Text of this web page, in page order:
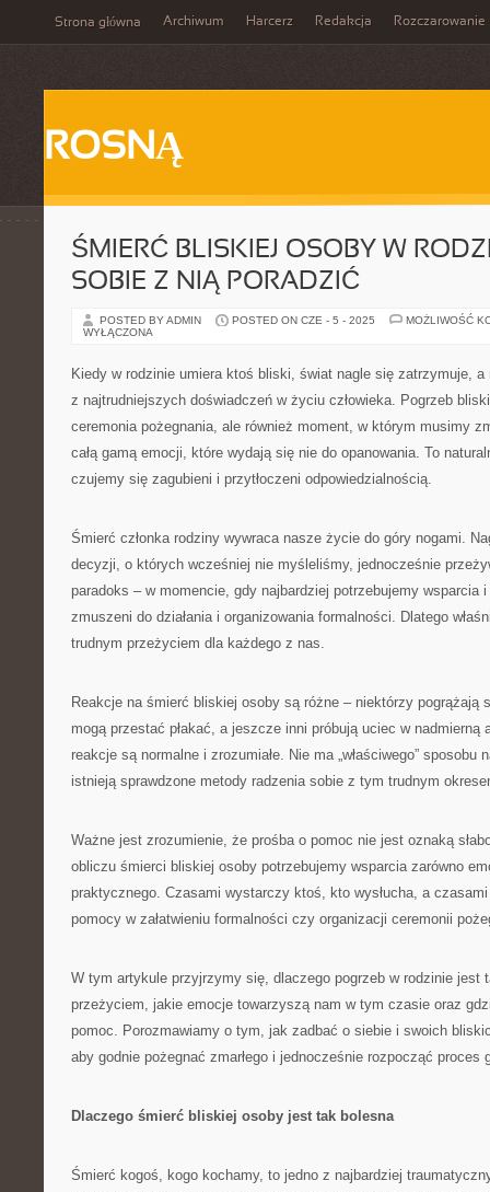
Strona główna Archiwum Harcerz Redakcja Rozczarowanie
ROSNĄ
ŚMIERĆ BLISKIEJ OSOBY W
SOBIE Z NIĄ PORADZIĆ
POSTED BY ADMIN POSTED ON CZE - 5 - 2025
MOŻLIWOŚĆ
WYŁĄCZONA
Kiedy w rodzinie umiera ktoś bliski, świat nagle się zatrzymuje,
z najtrudniejszych doświadczeń w życiu człowieka. Pogrzeb
ceremonia pożegnania, ale również moment, w którym musimy
całą gamą emocji, które wydają się nie do opanowania. To
czujemy się zagubieni i przytłoczeni odpowiedzialnością.
Śmierć członka rodziny wywraca nasze życie do góry nogami.
decyzji, o których wcześniej nie myśleliśmy, jednocześnie
paradoks – w momencie, gdy najbardziej potrzebujemy wsparcia
zmuszeni do działania i organizowania formalności. Dlatego
trudnym przeżyciem dla każdego z nas.
Reakcje na śmierć bliskiej osoby są różne – niektórzy pogrążają
mogą przestać płakać, a jeszcze inni próbują uciec w
reakcje są normalne i zrozumiałe. Nie ma „właściwego” sposobu
istnieją sprawdzone metody radzenia sobie z tym trudnym
Ważne jest zrozumienie, że prośba o pomoc nie jest oznaką
obliczu śmierci bliskiej osoby potrzebujemy wsparcia zarówno
praktycznego. Czasami wystarczy ktoś, kto wysłucha, a
pomocy w załatwieniu formalności czy organizacji ceremonii
W tym artykule przyjrzymy się, dlaczego pogrzeb w rodzinie jest
przeżyciem, jakie emocje towarzyszą nam w tym czasie oraz
pomoc. Porozmawiamy o tym, jak zadbać o siebie i swoich
aby godnie pożegnać zmarłego i jednocześnie rozpocząć proces
Dlaczego śmierć bliskiej osoby jest tak bolesna
Śmierć kogoś, kogo kochamy, to jedno z najbardziej